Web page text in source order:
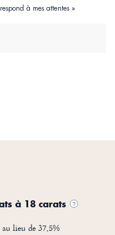
à mes attentes »
à 18 carats ?
lieu de 37,5%